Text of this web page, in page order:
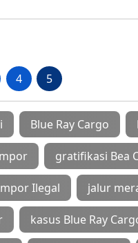
4 5
Blue Ray Cargo
gratifikasi Bea
Ilegal jalur
kasus Blue Ray